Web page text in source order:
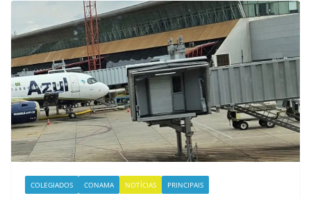
COLEGIADOS CONAMA NOTÍCIAS PRINCIPAIS